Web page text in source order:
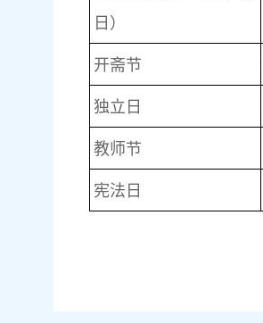
日）
开斋节
独立日
教师节
宪法日